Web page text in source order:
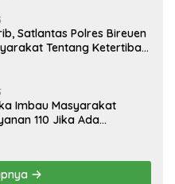
Satlantas Polres Bireuen
Tentang Ketertiban
Imbau Masyarakat
110 Jika Ada